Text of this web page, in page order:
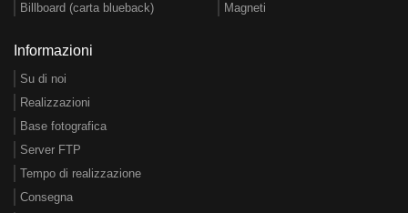
Billboard (carta blueback)
Magneti
Informazioni
Su di noi
Realizzazioni
Base fotografica
Server FTP
Tempo di realizzazione
Consegna